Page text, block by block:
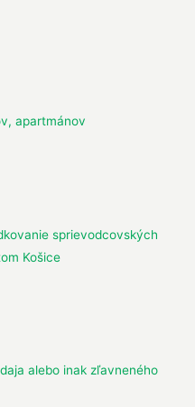
apartmánov
sprievodcovských
Košice
alebo inak zľavneného